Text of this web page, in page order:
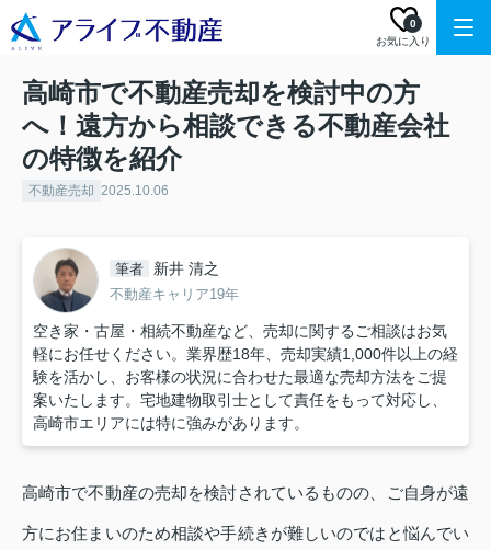
お気に入り
0
高崎市で不動産売却を検討中の方
へ！遠方から相談できる不動産会社
の特徴を紹介
不動産売却 2025.10.06
筆者 新井 清之
不動産キャリア19年
空き家・古屋・相続不動産など、売却に関するご相談はお気
軽にお任せください。業界歴18年、売却実績1,000件以上の経
験を活かし、お客様の状況に合わせた最適な売却方法をご提
案いたします。宅地建物取引士として責任をもって対応し、
高崎市エリアには特に強みがあります。
高崎市で不動産の売却を検討されているものの、ご自身が遠
方にお住まいのため相談や手続きが難しいのではと悩んでい